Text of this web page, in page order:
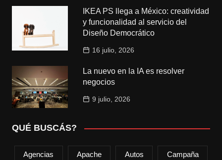
IKEA PS llega a México: creatividad
y funcionalidad al servicio del
Diseño Democrático
16 julio, 2026
La nuevo en la IA es resolver
negocios
9 julio, 2026
QUÉ BUSCÁS?
Agencias Apache Autos Campaña